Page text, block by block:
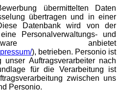
übermittelten Daten
übertragen und in einer
Datenbank wird von der
Personalverwaltungs- und
Software anbietet
), betrieben. Personio ist
Auftragsverarbeiter nach
für die Verarbeitung ist
zwischen uns
Personio.